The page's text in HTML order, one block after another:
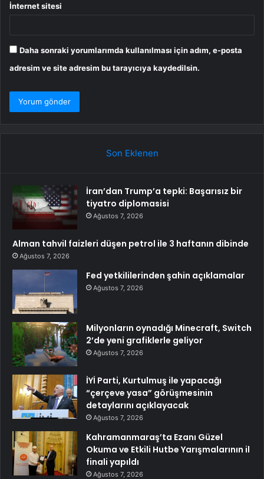
İnternet sitesi
Daha sonraki yorumlarımda kullanılması için adım, e-posta
adresim ve site adresim bu tarayıcıya kaydedilsin.
Son Eklenen
İran’dan Trump’a tepki: Başarısız bir
tiyatro diplomasisi
Ağustos 7, 2026
Alman tahvil faizleri düşen petrol ile 3 haftanın dibinde
Ağustos 7, 2026
Fed yetkililerinden şahin açıklamalar
Ağustos 7, 2026
Milyonların oynadığı Minecraft, Switch
2’de yeni grafiklerle geliyor
Ağustos 7, 2026
İYİ Parti, Kurtulmuş ile yapacağı
“çerçeve yasa” görüşmesinin
detaylarını açıklayacak
Ağustos 7, 2026
Kahramanmaraş’ta Ezanı Güzel
Okuma ve Etkili Hutbe Yarışmalarının il
finali yapıldı
Ağustos 7, 2026